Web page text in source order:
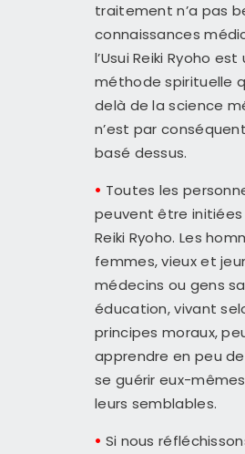
traitement n’a pas
connaissances
l’Usui Reiki Ryoho est
méthode spirituelle
delà de la science
n’est par
basé dessus.
• Toutes les
peuvent être initiées
Reiki Ryoho. Les
femmes, vieux et
médecins ou gens
éducation, vivant
principes moraux,
apprendre en peu
se guérir eux-
leurs semblables.
• Si nous